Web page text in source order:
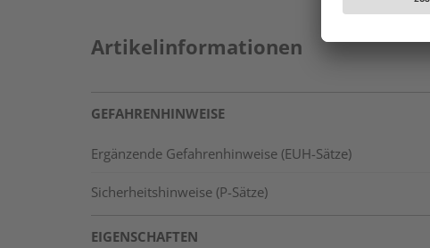
Artikelinformationen
GEFAHRENHINWEISE
Ergänzende Gefahrenhinweise (EUH-Sätze)
Sicherheitshinweise (P-Sätze)
EIGENSCHAFTEN